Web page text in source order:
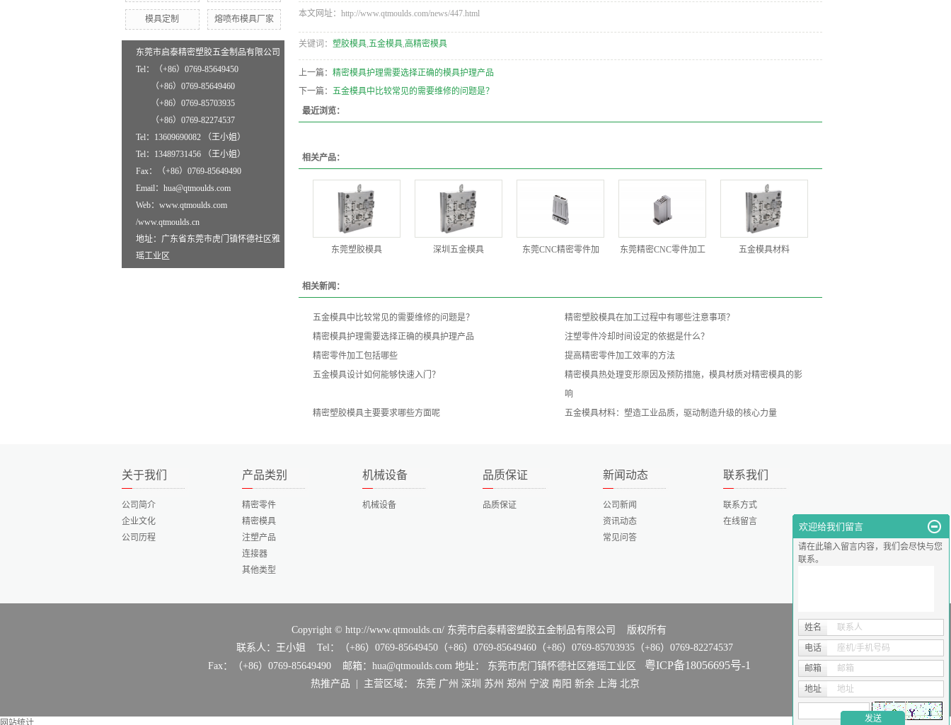
模具定制 熔喷布模具厂家
东莞市启泰精密塑胶五金制品有限公司
Tel：（+86）0769-85649450
（+86）0769-85649460
（+86）0769-85703935
（+86）0769-82274537
Tel：13609690082 （王小姐）
Tel：13489731456 （王小姐）
Fax：（+86）0769-85649490
Email：hua@qtmoulds.com
Web：www.qtmoulds.com
/www.qtmoulds.cn
地址：广东省东莞市虎门镇怀德社区雅
瑶工业区
本文网址：http://www.qtmoulds.com/news/447.html
关键词： 塑胶模具,五金模具,高精密模具
上一篇： 精密模具护理需要选择正确的模具护理产品
下一篇： 五金模具中比较常见的需要维修的问题是？
最近浏览：
相关产品：
东莞塑胶模具 深圳五金模具 东莞CNC精密零件加 东莞精密CNC零件加工 五金模具材料
相关新闻：
五金模具中比较常见的需要维修的问题是？
精密塑胶模具在加工过程中有哪些注意事项？
精密模具护理需要选择正确的模具护理产品
注塑零件冷却时间设定的依据是什么？
精密零件加工包括哪些
提高精密零件加工效率的方法
五金模具设计如何能够快速入门？
精密模具热处理变形原因及预防措施，模具材质对精密模具的影
响
精密塑胶模具主要要求哪些方面呢
五金模具材料：塑造工业品质，驱动制造升级的核心力量
关于我们
公司简介
企业文化
公司历程
产品类别
精密零件
精密模具
注塑产品
连接器
其他类型
机械设备
机械设备
品质保证
品质保证
新闻动态
公司新闻
资讯动态
常见问答
联系我们
联系方式
在线留言
Copyright © http://www.qtmoulds.cn/ 东莞市启泰精密塑胶五金制品有限公司 版权所有
联系人：王小姐 Tel：（+86）0769-85649450（+86）0769-85649460（+86）0769-85703935（+86）0769-82274537
Fax：（+86）0769-85649490 邮箱：hua@qtmoulds.com 地址： 东莞市虎门镇怀德社区雅瑶工业区 粤ICP备18056695号-1
热推产品 | 主营区域： 东莞 广州 深圳 苏州 郑州 宁波 南阳 新余 上海 北京
网站统计
欢迎给我们留言
请在此输入留言内容，我们会尽快与您
联系。
姓名 联系人
电话 座机/手机号码
邮箱 邮箱
地址 地址